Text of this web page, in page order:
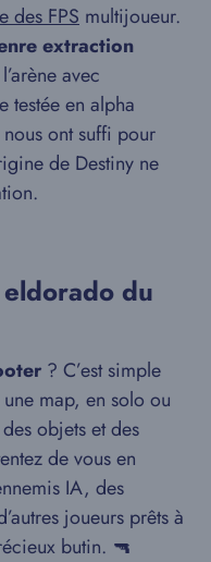
des FPS multijoueur.
extraction
avec
testée en alpha
ont suffi pour
de Destiny ne
du
? C’est simple
map, en solo ou
objets et des
de vous en
IA, des
joueurs prêts à
butin. 🔫